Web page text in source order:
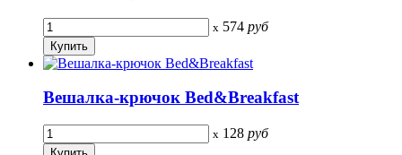
x 574 руб
Вешалка-крючок Bed&Breakfast
x 128 руб